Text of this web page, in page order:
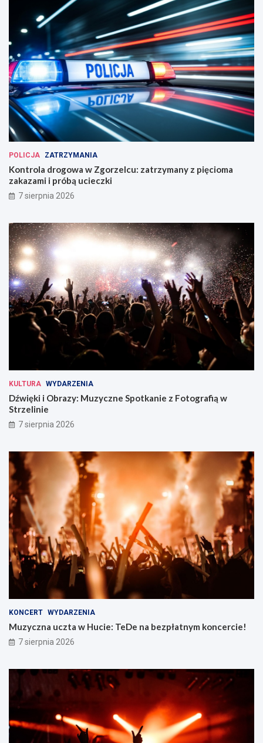
POLICJA ZATRZYMANIA
Kontrola drogowa w Zgorzelcu: zatrzymany z pięcioma
zakazami i próbą ucieczki
7 sierpnia 2026
KULTURA WYDARZENIA
Dźwięki i Obrazy: Muzyczne Spotkanie z Fotografią w
Strzelinie
7 sierpnia 2026
KONCERT WYDARZENIA
Muzyczna uczta w Hucie: TeDe na bezpłatnym koncercie!
7 sierpnia 2026